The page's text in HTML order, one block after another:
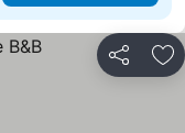
Condividi